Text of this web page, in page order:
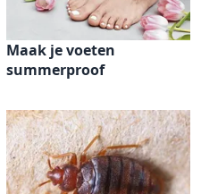
Maak je voeten
summerproof